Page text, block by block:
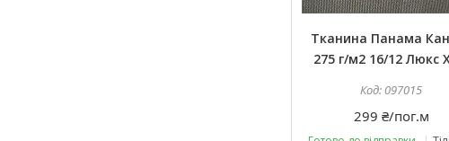
Тканина Панама
275 г/м2 16/12 Люкс
097015
299 ₴/пог.м